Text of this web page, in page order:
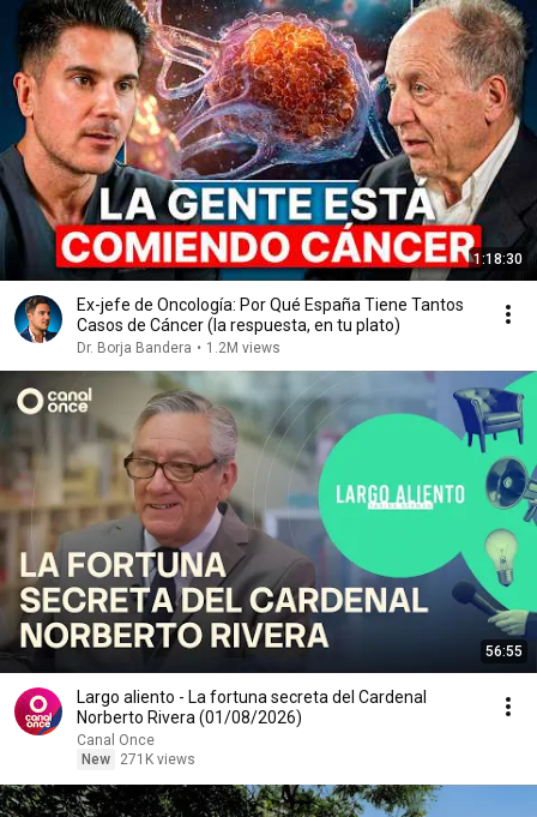
1:18:30
Ex-jefe de Oncología: Por Qué España Tiene Tantos
Casos de Cáncer (la respuesta, en tu plato)
Dr. Borja Bandera • 1.2M views
56:55
Largo aliento - La fortuna secreta del Cardenal
Norberto Rivera (01/08/2026)
Canal Once
New
271K views